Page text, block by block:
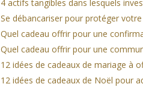
4 actifs tangibles dans lesquels
Se débancariser pour protéger
Quel cadeau offrir pour une
Quel cadeau offrir pour une
12 idées de cadeaux de mariage à
12 idées de cadeaux de Noël pour